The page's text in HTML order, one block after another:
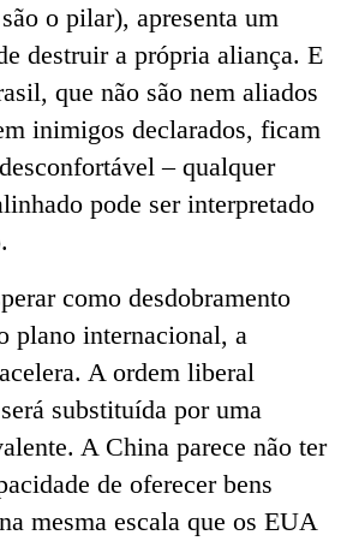
o pilar), apresenta um
destruir a própria aliança. E
que não são nem aliados
inimigos declarados, ficam
– qualquer
pode ser interpretado
como desdobramento
plano internacional, a
A ordem liberal
substituída por uma
A China parece não ter
de oferecer bens
mesma escala que os EUA